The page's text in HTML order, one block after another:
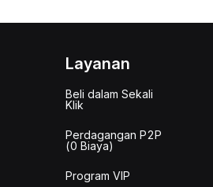
Layanan
Beli dalam Sekali
Klik
Perdagangan P2P
(0 Biaya)
Program VIP